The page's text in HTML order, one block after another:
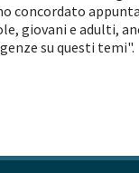
concordato
giovani e adulti,
su questi temi".